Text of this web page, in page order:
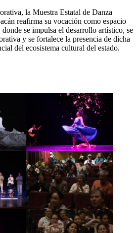
la Muestra Estatal de Danza
reafirma su vocación como espacio
se impulsa el desarrollo artístico, se
y se fortalece la presencia de dicha
del ecosistema cultural del estado.